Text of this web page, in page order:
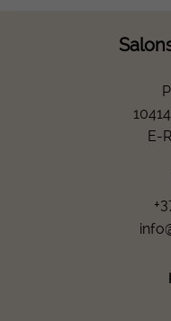
E-